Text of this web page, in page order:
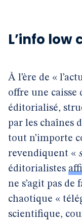
L’info
À l’ère de «
offre une caisse
éditorialisé,
par les chaînes
tout n’importe
revendiquent «
éditorialistes
ne s’agit pas
chaotique «
scientifique,